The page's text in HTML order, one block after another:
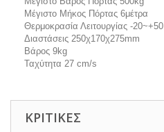
Μέγιστο Μήκος Πόρτας 6μέτρα
Θερμοκρασία Λειτουργίας -20~+50
Διαστάσεις 250χ170χ275mm
Βάρος 9kg
Ταχύτητα 27 cm/s
ΚΡΙΤΙΚΈΣ